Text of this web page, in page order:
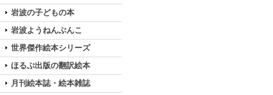
岩波の子どもの本
岩波ようねんぶんこ
世界傑作絵本シリーズ
ほるぷ出版の翻訳絵本
月刊絵本誌・絵本雑誌